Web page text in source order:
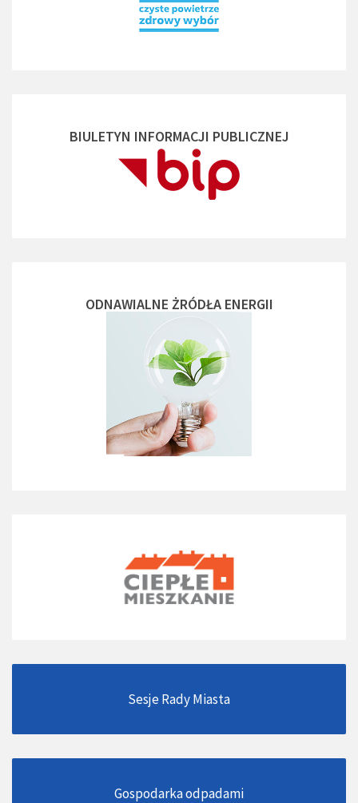
BIULETYN INFORMACJI PUBLICZNEJ
ODNAWIALNE ŻRÓDŁA ENERGII
Sesje Rady Miasta
Gospodarka odpadami